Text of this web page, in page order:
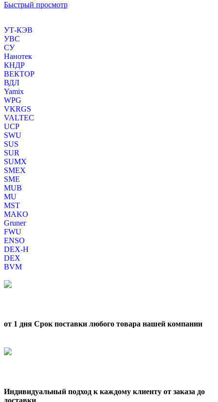
Быстрый просмотр
УТ-КЭВ
УВС
СУ
Нанотек
КНДР
ВЕКТОР
ВДЛ
Yamix
WPG
VKRGS
VALTEC
UCP
SWU
SUS
SUR
SUMX
SMEX
SME
MUB
MU
MST
MAKO
Gruner
FWU
ENSO
DEX-H
DEX
BVM
от 1 дня Срок поставки любого товара нашей компании
Индивидуальный подход к каждому клиенту от заказа до
доставки